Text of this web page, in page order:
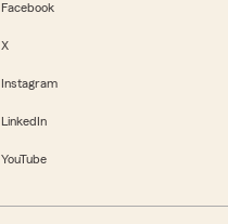
Facebook
X
Instagram
LinkedIn
YouTube